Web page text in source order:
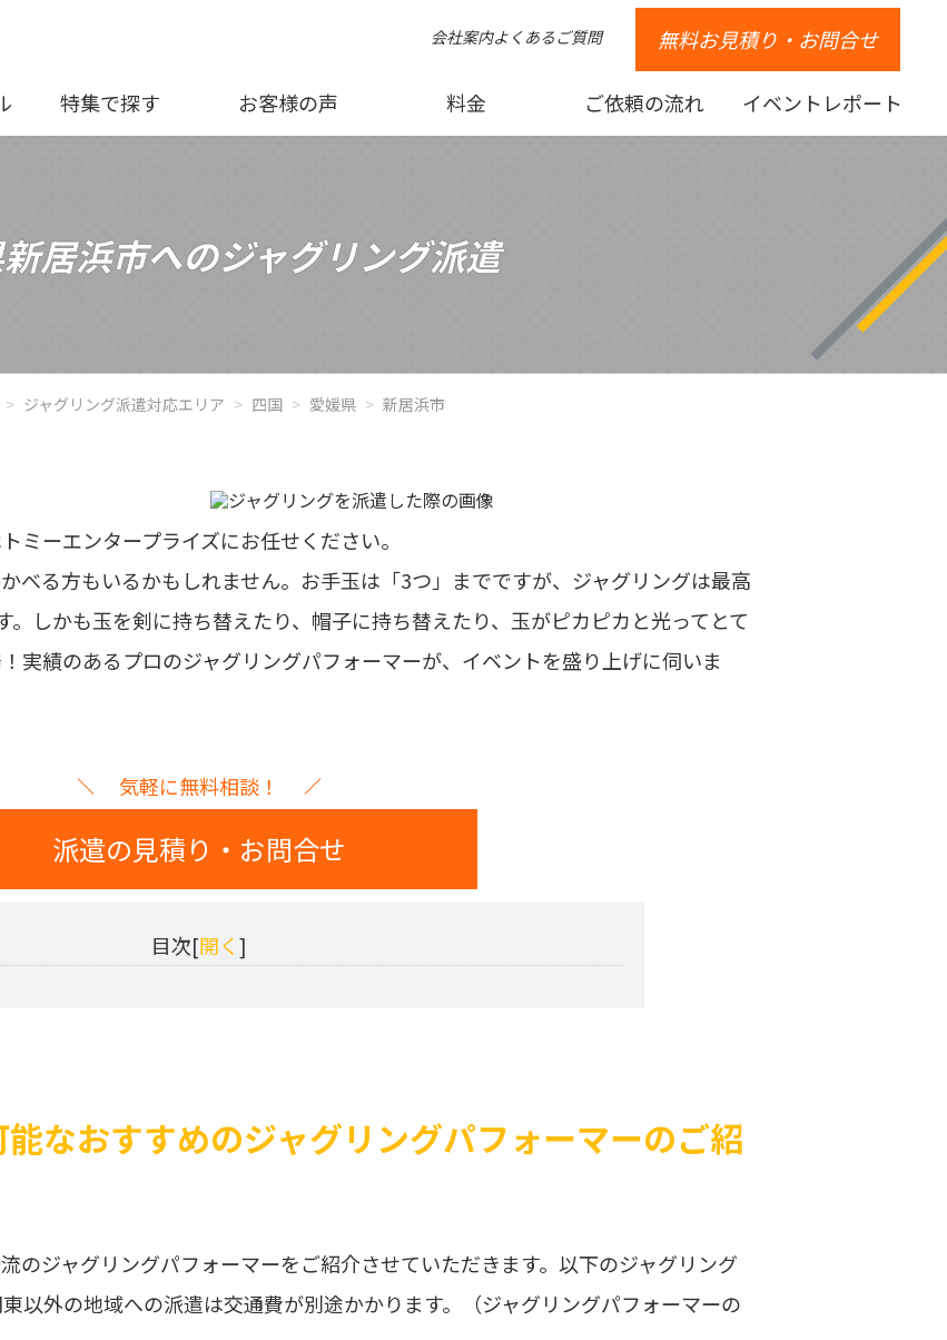
会社案内よくあるご質問 無料お見積り・お問合せ
特集で探す お客様の声 料金 ご依頼の流れ イベントレポート
居浜市へのジャグリング派遣
ジャグリング派遣対応エリア 四国 愛媛県 新居浜市
ミーエンタープライズにお任せください。
べる方もいるかもしれません。お手玉は「3つ」までですが、ジャグリングは最高
。しかも玉を剣に持ち替えたり、帽子に持ち替えたり、玉がピカピカと光ってとて
実績のあるプロのジャグリングパフォーマーが、イベントを盛り上げに伺いま
気軽に無料相談！
派遣の見積り・お問合せ
目次[開く]
なおすすめのジャグリングパフォーマーのご紹
のジャグリングパフォーマーをご紹介させていただきます。以下のジャグリング
以外の地域への派遣は交通費が別途かかります。（ジャグリングパフォーマーの